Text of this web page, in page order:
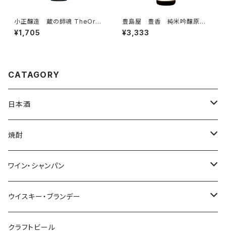
小正醸造 蔵の師魂 TheOran
ge 720ml 芋焼酎
¥1,705
豊島屋 豊香 純米吟醸原酒
火入 日本酒 一升瓶
¥3,333
CATAGORY
日本酒
720ml
1800ml（一升瓶）
季節限定商品
本格生酒 岳龍
焼酎
1800ml
720ml
ワイン・シャンパン
NAGANOワイン
赤
輸入ワイン
ウイスキー・ブランデー
マルスウイスキー・国産ウイスキー
クラフトビール